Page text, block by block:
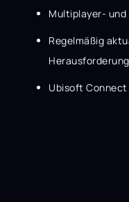
Multiplayer-
Regelmäßig
Ubisoft Connect